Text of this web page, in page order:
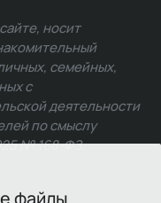
файлы
носит
семейных,
с
деятельности
по смыслу
№ 168-ФЗ.